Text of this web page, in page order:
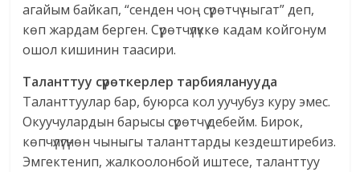
агайым байкап, “сенден чоң сүрөтчү чыгат” деп,
көп жардам берген. Сүрөтчүлүккө кадам койгонум
ошол кишинин таасири.
Таланттуу сүрөткерлер тарбияланууда
Таланттуулар бар, буюрса кол уучубуз куру эмес.
Окуучулардын барысы сүрөтчү дебейм. Бирок,
көпчүлүгүнөн чыныгы таланттарды кездештиребиз.
Эмгектенип, жалкоолонбой иштесе, таланттуу